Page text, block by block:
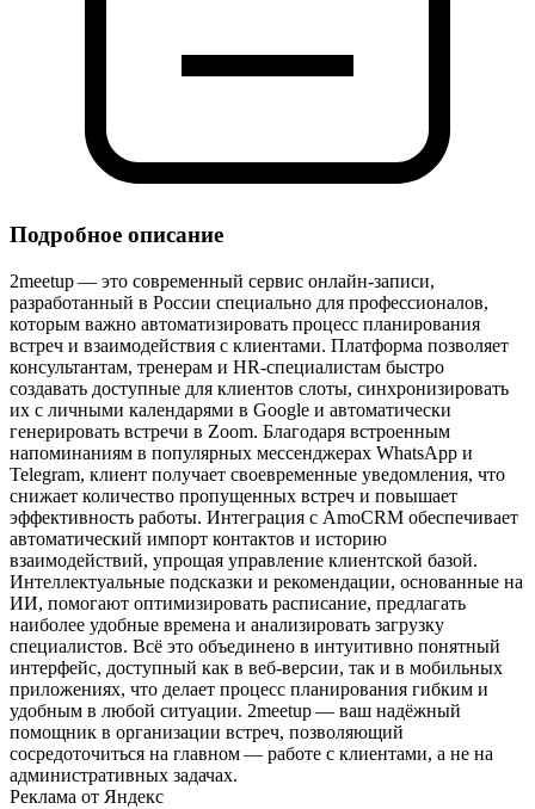
Подробное описание
2meetup — это современный сервис онлайн‑записи,
разработанный в России специально для профессионалов,
которым важно автоматизировать процесс планирования
встреч и взаимодействия с клиентами. Платформа позволяет
консультантам, тренерам и HR‑специалистам быстро
создавать доступные для клиентов слоты, синхронизировать
их с личными календарями в Google и автоматически
генерировать встречи в Zoom. Благодаря встроенным
напоминаниям в популярных мессенджерах WhatsApp и
Telegram, клиент получает своевременные уведомления, что
снижает количество пропущенных встреч и повышает
эффективность работы. Интеграция с AmoCRM обеспечивает
автоматический импорт контактов и историю
взаимодействий, упрощая управление клиентской базой.
Интеллектуальные подсказки и рекомендации, основанные на
ИИ, помогают оптимизировать расписание, предлагать
наиболее удобные времена и анализировать загрузку
специалистов. Всё это объединено в интуитивно понятный
интерфейс, доступный как в веб‑версии, так и в мобильных
приложениях, что делает процесс планирования гибким и
удобным в любой ситуации. 2meetup — ваш надёжный
помощник в организации встреч, позволяющий
сосредоточиться на главном — работе с клиентами, а не на
административных задачах.
Реклама от Яндекс